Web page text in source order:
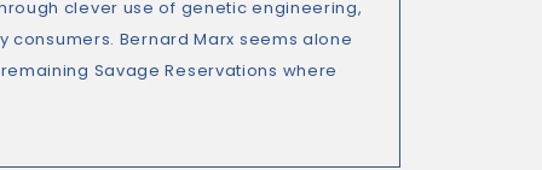
clever use of genetic engineering,
Bernard Marx seems alone
Savage Reservations where